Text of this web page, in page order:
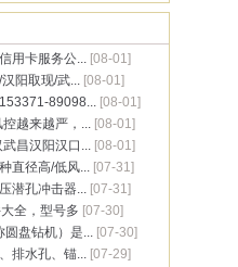
用卡服务公... [08-01]
阳取现/武... [08-01]
89098... [08-01]
越来越严，... [08-01]
昌汉阳汉口... [08-01]
直径高/低风... [07-31]
潜孔冲击器... [07-31]
全，型号多 [07-30]
圆盘钻机）是... [07-30]
排水孔、锚... [07-29]